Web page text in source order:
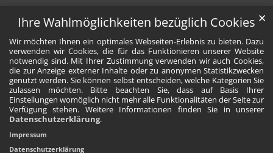
Ihre Wahlmöglichkeiten bezüglich Cookies
Wir möchten Ihnen ein optimales Webseiten-Erlebnis zu bieten. Dazu
verwenden wir Cookies, die für das Funktionieren unserer Website
notwendig sind. Mit Ihrer Zustimmung verwenden wir auch Cookies,
die zur Anzeige externer Inhalte oder zu anonymen Statistikzwecken
genutzt werden. Sie können selbst entscheiden, welche Kategorien Sie
zulassen möchten. Bitte beachten Sie, dass auf Basis Ihrer
Einstellungen womöglich nicht mehr alle Funktionalitäten der Seite zur
Verfügung stehen. Weitere Informationen finden Sie in unserer
Datenschutzerklärung.
✕
Impressum
Datenschutzerklärung